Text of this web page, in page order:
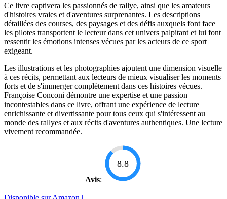
Ce livre captivera les passionnés de rallye, ainsi que les amateurs
d'histoires vraies et d'aventures surprenantes. Les descriptions
détaillées des courses, des paysages et des défis auxquels font face
les pilotes transportent le lecteur dans cet univers palpitant et lui font
ressentir les émotions intenses vécues par les acteurs de ce sport
exigeant.
Les illustrations et les photographies ajoutent une dimension visuelle
à ces récits, permettant aux lecteurs de mieux visualiser les moments
forts et de s'immerger complètement dans ces histoires vécues.
Françoise Conconi démontre une expertise et une passion
incontestables dans ce livre, offrant une expérience de lecture
enrichissante et divertissante pour tous ceux qui s'intéressent au
monde des rallyes et aux récits d'aventures authentiques. Une lecture
vivement recommandée.
Avis:
8.8